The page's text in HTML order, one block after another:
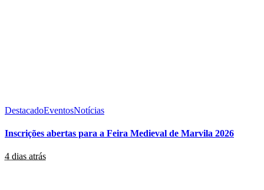
DestacadoEventosNotícias
Inscrições abertas para a Feira Medieval de Marvila 2026
4 dias atrás